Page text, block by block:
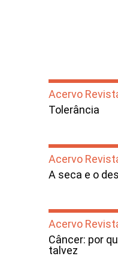
Acervo
Tolerância
Acervo
A seca e o
Acervo
Câncer: por
talvez